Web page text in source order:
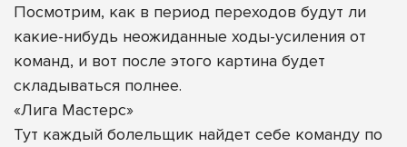
Посмотрим, как в период переходов будут ли
какие-нибудь неожиданные ходы-усиления от
команд, и вот после этого картина будет
складываться полнее.
«Лига Мастерс»
Тут каждый болельщик найдет себе команду по